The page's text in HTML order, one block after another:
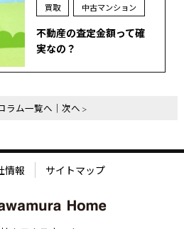
買取
中古マンション
不動産の査定金額って確
実なの？
ラム一覧へ 次へ
情報 サイトマップ